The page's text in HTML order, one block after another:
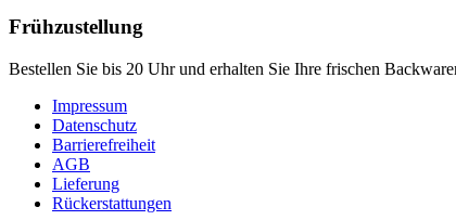
Frühzustellung
Bestellen Sie bis 20 Uhr und erhalten Sie Ihre frischen
Impressum
Datenschutz
Barrierefreiheit
AGB
Lieferung
Rückerstattungen